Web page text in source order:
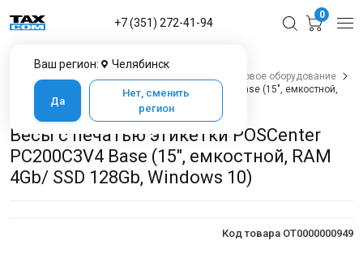
Ваш регион: Челябинск
Да
Нет, сменить
регион
+7 (351) 272-41-94
0
Весовое оборудование
Весы с печатью этикетки POSCenter PC200C3V4 Base (15", емкостной,
RAM 4Gb/ SSD 128Gb, Windows 10)
Весы с печатью этикетки POSCenter
PC200C3V4 Base (15", емкостной, RAM
4Gb/ SSD 128Gb, Windows 10)
Код товара OT0000000949